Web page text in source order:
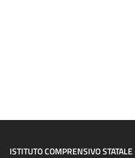
ISTITUTO COMPRENSIVO STATALE